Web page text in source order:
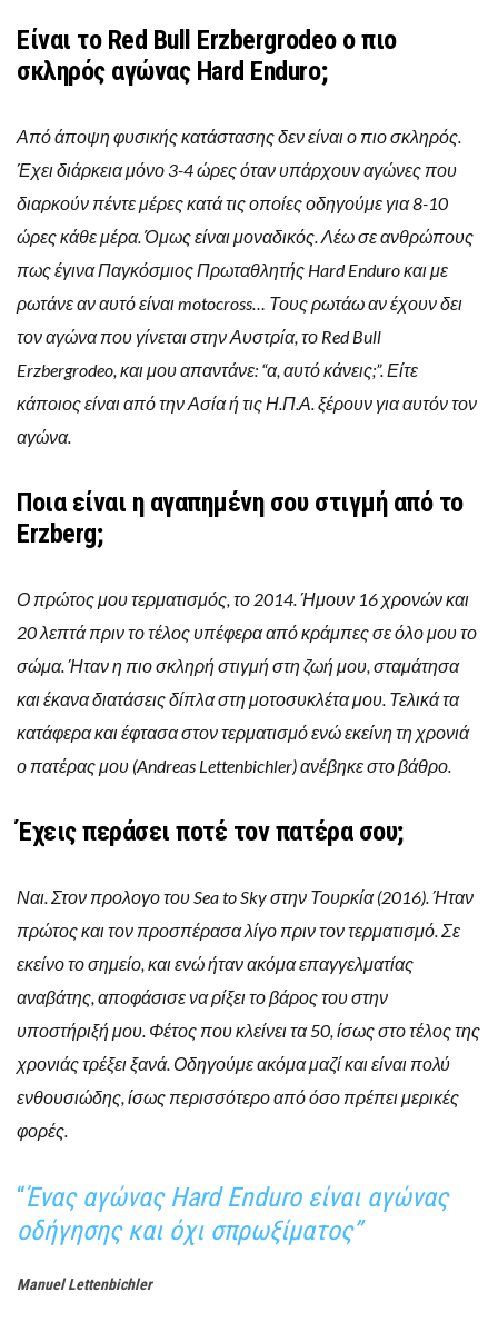
Είναι το Red Bull Erzbergrodeo ο πιο
σκληρός αγώνας Hard Enduro;
Από άποψη φυσικής κατάστασης δεν είναι ο πιο σκληρός.
Έχει διάρκεια μόνο 3-4 ώρες όταν υπάρχουν αγώνες που
διαρκούν πέντε μέρες κατά τις οποίες οδηγούμε για 8-10
ώρες κάθε μέρα. Όμως είναι μοναδικός. Λέω σε ανθρώπους
πως έγινα Παγκόσμιος Πρωταθλητής Hard Enduro και με
ρωτάνε αν αυτό είναι motocross… Τους ρωτάω αν έχουν δει
τον αγώνα που γίνεται στην Αυστρία, το Red Bull
Erzbergrodeo, και μου απαντάνε: “α, αυτό κάνεις;”. Είτε
κάποιος είναι από την Ασία ή τις Η.Π.Α. ξέρουν για αυτόν τον
αγώνα.
Ποια είναι η αγαπημένη σου στιγμή από το
Erzberg;
Ο πρώτος μου τερματισμός, το 2014. Ήμουν 16 χρονών και
20 λεπτά πριν το τέλος υπέφερα από κράμπες σε όλο μου το
σώμα. Ήταν η πιο σκληρή στιγμή στη ζωή μου, σταμάτησα
και έκανα διατάσεις δίπλα στη μοτοσυκλέτα μου. Τελικά τα
κατάφερα και έφτασα στον τερματισμό ενώ εκείνη τη χρονιά
ο πατέρας μου (Andreas Lettenbichler) ανέβηκε στο βάθρο.
Έχεις περάσει ποτέ τον πατέρα σου;
Ναι. Στον προλογο του Sea to Sky στην Τουρκία (2016). Ήταν
πρώτος και τον προσπέρασα λίγο πριν τον τερματισμό. Σε
εκείνο το σημείο, και ενώ ήταν ακόμα επαγγελματίας
αναβάτης, αποφάσισε να ρίξει το βάρος του στην
υποστήριξή μου. Φέτος που κλείνει τα 50, ίσως στο τέλος της
χρονιάς τρέξει ξανά. Οδηγούμε ακόμα μαζί και είναι πολύ
ενθουσιώδης, ίσως περισσότερο από όσο πρέπει μερικές
φορές.
“Ένας αγώνας Hard Enduro είναι αγώνας
οδήγησης και όχι σπρωξίματος”
Manuel Lettenbichler